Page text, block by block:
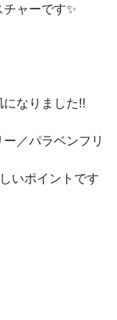
ャーです✨
なりました‼︎
／パラベンフリ
いポイントです